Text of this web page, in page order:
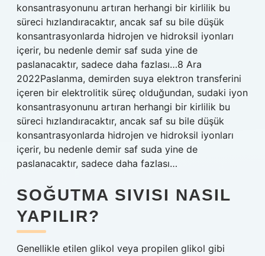
konsantrasyonunu artıran herhangi bir kirlilik bu
süreci hızlandıracaktır, ancak saf su bile düşük
konsantrasyonlarda hidrojen ve hidroksil iyonları
içerir, bu nedenle demir saf suda yine de
paslanacaktır, sadece daha fazlası…8 Ara
2022Paslanma, demirden suya elektron transferini
içeren bir elektrolitik süreç olduğundan, sudaki iyon
konsantrasyonunu artıran herhangi bir kirlilik bu
süreci hızlandıracaktır, ancak saf su bile düşük
konsantrasyonlarda hidrojen ve hidroksil iyonları
içerir, bu nedenle demir saf suda yine de
paslanacaktır, sadece daha fazlası…
SOĞUTMA SIVISI NASIL
YAPILIR?
Genellikle etilen glikol veya propilen glikol gibi